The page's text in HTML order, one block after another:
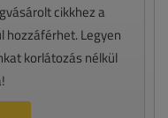
cikkhez a
hozzáférhet. Legyen
korlátozás nélkül